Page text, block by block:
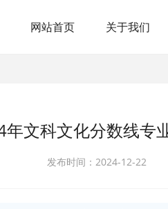
网站首页 关于我们
文科文化分数线专
发布时间：2024-12-22